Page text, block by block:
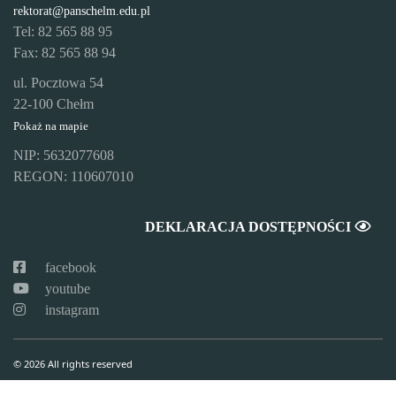
rektorat@panschelm.edu.pl
Tel: 82 565 88 95
Fax: 82 565 88 94
ul. Pocztowa 54
22-100 Chełm
Pokaż na mapie
NIP: 5632077608
REGON: 110607010
DEKLARACJA DOSTĘPNOŚCI
facebook
youtube
instagram
© 2026 All rights reserved